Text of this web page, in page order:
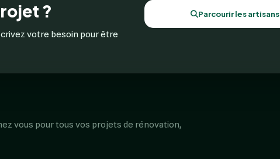
?
votre besoin pour être
Parcourir les artisans
vous pour tous vos projets de rénovation,